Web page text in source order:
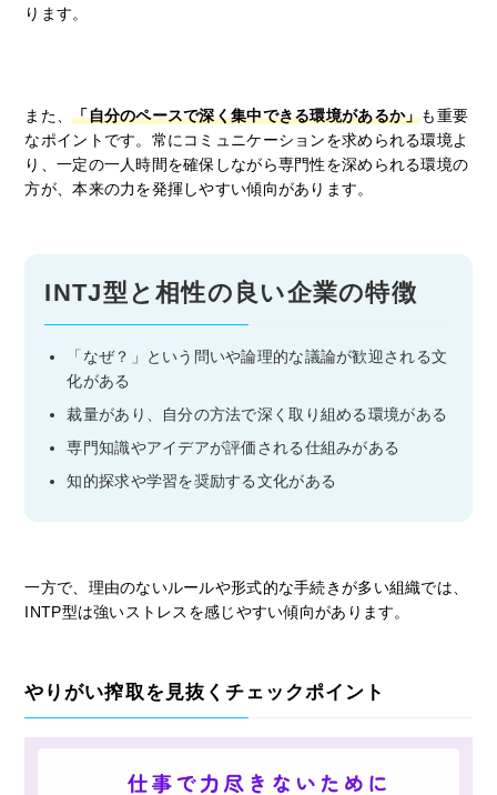
ります。
また、「自分のペースで深く集中できる環境があるか」も重要
なポイントです。常にコミュニケーションを求められる環境よ
り、一定の一人時間を確保しながら専門性を深められる環境の
方が、本来の力を発揮しやすい傾向があります。
INTJ型と相性の良い企業の特徴
「なぜ？」という問いや論理的な議論が歓迎される文
化がある
裁量があり、自分の方法で深く取り組める環境がある
専門知識やアイデアが評価される仕組みがある
知的探求や学習を奨励する文化がある
一方で、理由のないルールや形式的な手続きが多い組織では、
INTP型は強いストレスを感じやすい傾向があります。
やりがい搾取を見抜くチェックポイント